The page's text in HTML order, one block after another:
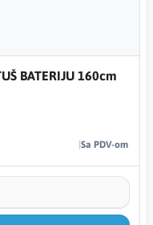
BATERIJU 160cm
Sa PDV-om